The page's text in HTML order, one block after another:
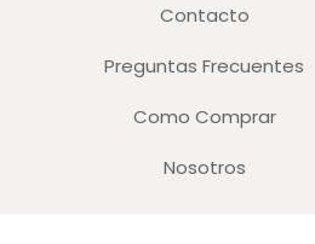
Contacto
Preguntas Frecuentes
Como Comprar
Nosotros